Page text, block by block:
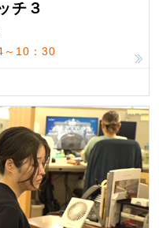
チ３
～10：30